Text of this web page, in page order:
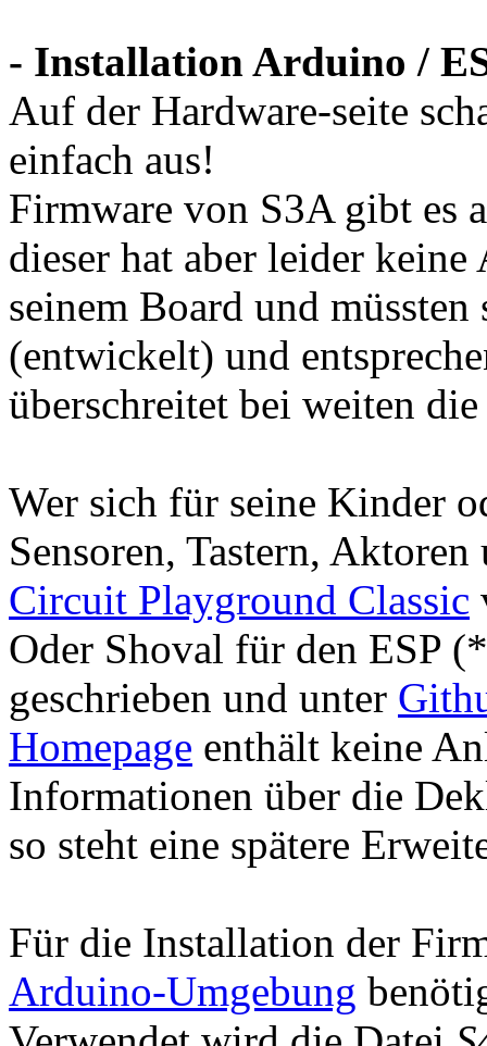
- Installation Arduino /
Auf der Hardware-seite
einfach aus!
Firmware von S3A gibt es
dieser hat aber leider
seinem Board und
(entwickelt) und
überschreitet bei weiten
Wer sich für seine Kinder
Sensoren, Tastern,
Circuit Playground Classic
Oder Shoval für den ESP
geschrieben und unter
Homepage enthält keine
Informationen über die
so steht eine spätere
Für die Installation der
Arduino-Umgebung